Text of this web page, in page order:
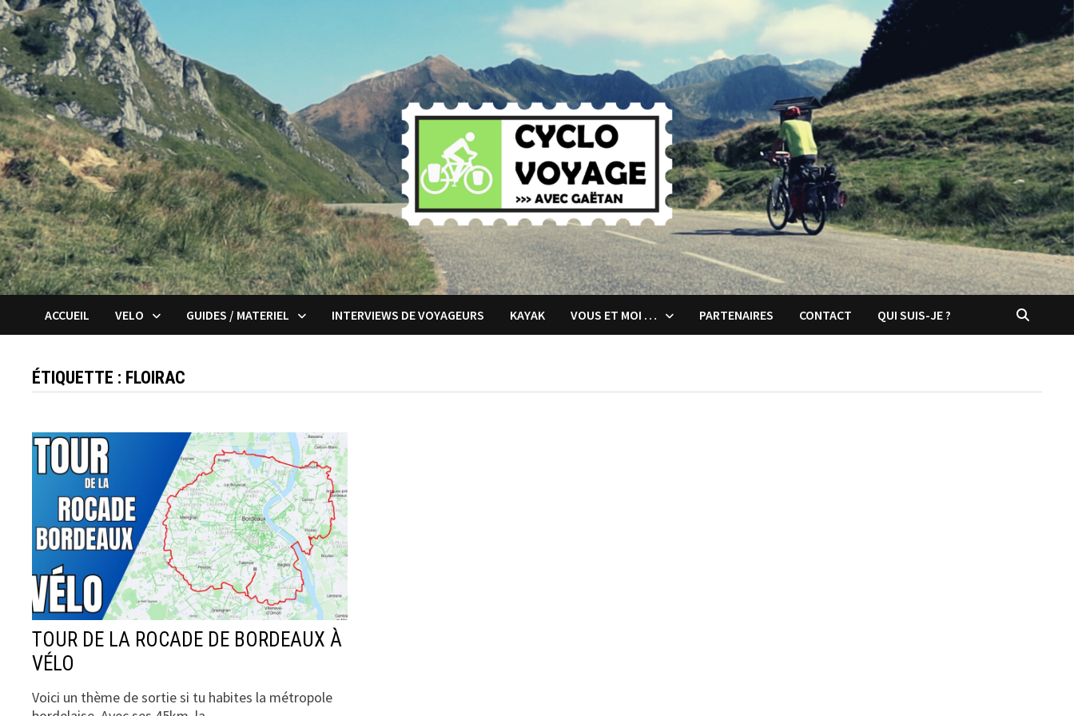
Passer
au
contenu
ACCUEIL VELO GUIDES / MATERIEL INTERVIEWS DE VOYAGEURS KAYAK VOUS ET MOI … PARTENAIRES CONTACT QUI SUIS-JE ?
ÉTIQUETTE : FLOIRAC
TOUR DE LA ROCADE DE BORDEAUX À
VÉLO
Voici un thème de sortie si tu habites la métropole